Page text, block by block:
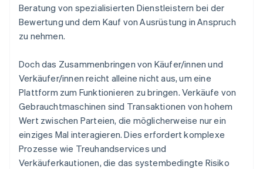
Beratung von spezialisierten Dienstleistern bei der
Bewertung und dem Kauf von Ausrüstung in Anspruch
zu nehmen.
Doch das Zusammenbringen von Käufer/innen und
Verkäufer/innen reicht alleine nicht aus, um eine
Plattform zum Funktionieren zu bringen. Verkäufe von
Gebrauchtmaschinen sind Transaktionen von hohem
Wert zwischen Parteien, die möglicherweise nur ein
einziges Mal interagieren. Dies erfordert komplexe
Prozesse wie Treuhandservices und
Verkäuferkautionen, die das systembedingte Risiko